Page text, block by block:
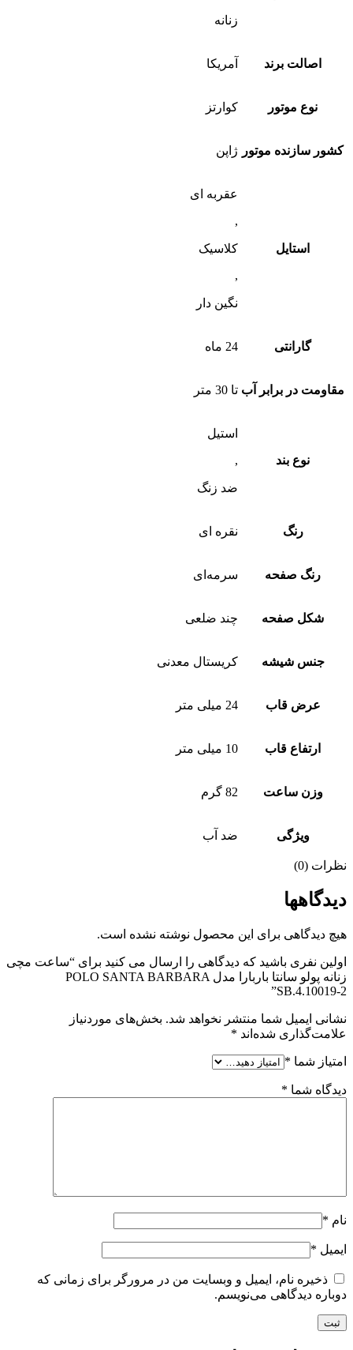
زنانه
اصالت برند آمریکا
نوع موتور کوارتز
کشور سازنده موتور ژاپن
استایل
عقربه ای
,
کلاسیک
,
نگین دار
گارانتی 24 ماه
مقاومت در برابر آب تا 30 متر
نوع بند
استیل
,
ضد زنگ
رنگ نقره ای
رنگ صفحه سرمه‌ای
شکل صفحه چند ضلعی
جنس شیشه کریستال معدنی
عرض قاب 24 میلی متر
ارتفاع قاب 10 میلی متر
وزن ساعت 82 گرم
ویژگی ضد آب
نظرات (0)
دیدگاهها
هیچ دیدگاهی برای این محصول نوشته نشده است.
اولین نفری باشید که دیدگاهی را ارسال می کنید برای “ساعت مچی
زنانه پولو سانتا باربارا مدل POLO SANTA BARBARA
SB.4.10019-2”
نشانی ایمیل شما منتشر نخواهد شد. بخش‌های موردنیاز
علامت‌گذاری شده‌اند *
امتیاز شما *
دیدگاه شما *
نام *
ایمیل *
ذخیره نام، ایمیل و وبسایت من در مرورگر برای زمانی که
دوباره دیدگاهی می‌نویسم.